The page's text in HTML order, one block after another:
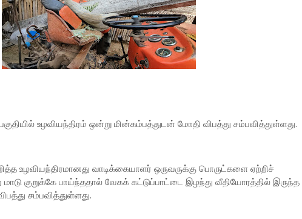
உழவியந்திரம் ஒன்று மின்கம்பத்துடன் மோதி விபத்து சம்பவித்துள்ளது.
உழவியந்திரமானது வாடிக்கையாளர் ஒருவருக்கு பொருட்களை ஏற்றிச்
குறுக்கே பாய்ந்ததால் வேகக் கட்டுப்பாட்டை இழந்து வீதியோரத்தில் இருந்த
சம்பவித்துள்ளது.